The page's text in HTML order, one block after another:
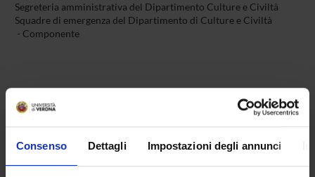
Consenso Dettagli Impostazioni degli annunci
Segreteria amministrativa del Dipartimento Culture e Civiltà
Squadre di emergenza del Dipartimento di Culture e Civiltà
- Componente
ASSIGNMENTS